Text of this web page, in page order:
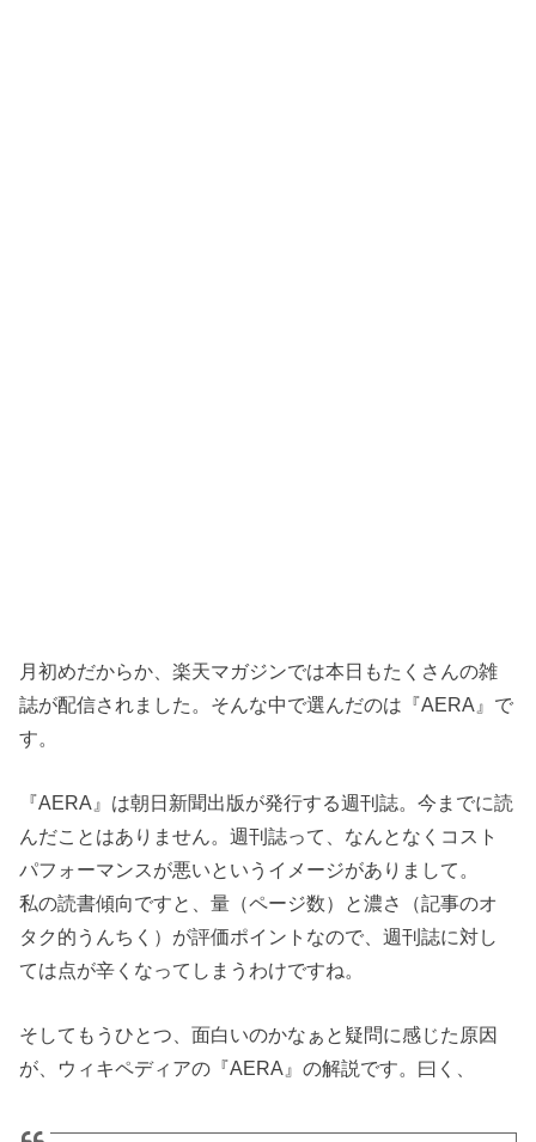
月初めだからか、楽天マガジンでは本日もたくさんの雑
誌が配信されました。そんな中で選んだのは『AERA』で
す。
『AERA』は朝日新聞出版が発行する週刊誌。今までに読
んだことはありません。週刊誌って、なんとなくコスト
パフォーマンスが悪いというイメージがありまして。
私の読書傾向ですと、量（ページ数）と濃さ（記事のオ
タク的うんちく）が評価ポイントなので、週刊誌に対し
ては点が辛くなってしまうわけですね。
そしてもうひとつ、面白いのかなぁと疑問に感じた原因
が、ウィキペディアの『AERA』の解説です。曰く、